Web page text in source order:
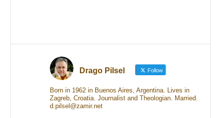
Drago Pilsel Follow
Born in 1962 in Buenos Aires, Argentina. Lives in
Zagreb, Croatia. Journalist and Theologian. Married.
d.pilsel@zamir.net